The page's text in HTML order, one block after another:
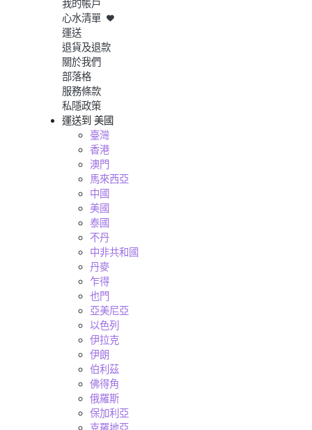
我的帳戶
心水清單
運送
退貨及退款
關於我們
部落格
服務條款
私隱政策
運送到 美國
臺灣
香港
澳門
馬來西亞
中國
美國
泰國
不丹
中非共和國
丹麥
乍得
也門
亞美尼亞
以色列
伊拉克
伊朗
伯利茲
佛得角
俄羅斯
保加利亞